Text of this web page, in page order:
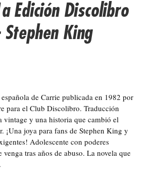
Edición Discolibro
King
de Carrie publicada en 1982 por
para el Club Discolibro. Traducción
vintage y una historia que cambió el
¡Una joya para fans de Stephen King y
Adolescente con poderes
venga tras años de abuso. La novela que